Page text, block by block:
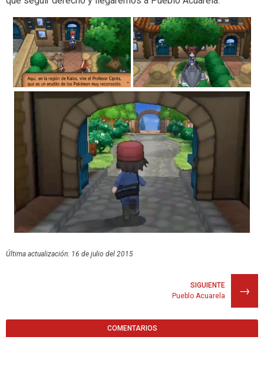
Última actualización: 16 de julio del 2015
→
SIGUIENTE
Pueblo Acuarela
COMENTARIOS